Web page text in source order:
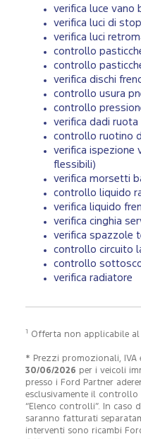
verifica luce vano
verifica luci di stop
verifica luci
controllo
controllo
verifica dischi
controllo usura
controllo
verifica dadi ruota
controllo ruotino
verifica ispezione
flessibili)
verifica morsetti
controllo liquido
verifica liquido
verifica cinghia
verifica spazzole
controllo circuito
controllo
verifica radiatore
1 Offerta non applicabile al
* Prezzi promozionali, IVA
30/06/2026 per i veicoli
presso i Ford Partner
esclusivamente il controllo
“Elenco controlli”. In caso
saranno fatturati
interventi sono ricambi